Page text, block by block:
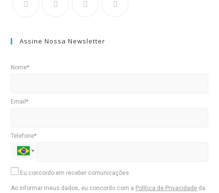
Assine Nossa Newsletter
Nome*
Email*
Telefone*
Eu concordo em receber comunicações.
Ao informar meus dados, eu concordo com a Política de Privacidade da